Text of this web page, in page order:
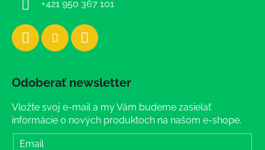
+421 950 367 101
Odoberať newsletter
Vložte svoj e-mail a my Vám budeme zasielať
informácie o nových produktoch na našom e-shope.
Email